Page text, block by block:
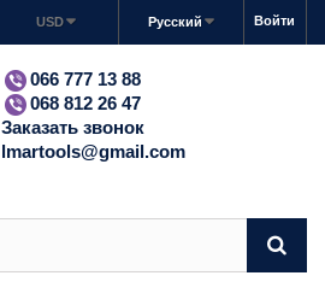
Войти
Русский
USD
066 777 13 88
068 812 26 47
Заказать звонок
lmartools@gmail.com